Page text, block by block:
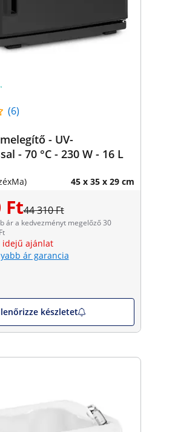
(6)
- UV-
sterilizálással - 70 °C - 230 W - 16 L
45 x 35 x 29 cm
Ft44 310 Ft
ár a kedvezményt megelőző 30
idejű ajánlat
ár garancia
készletet